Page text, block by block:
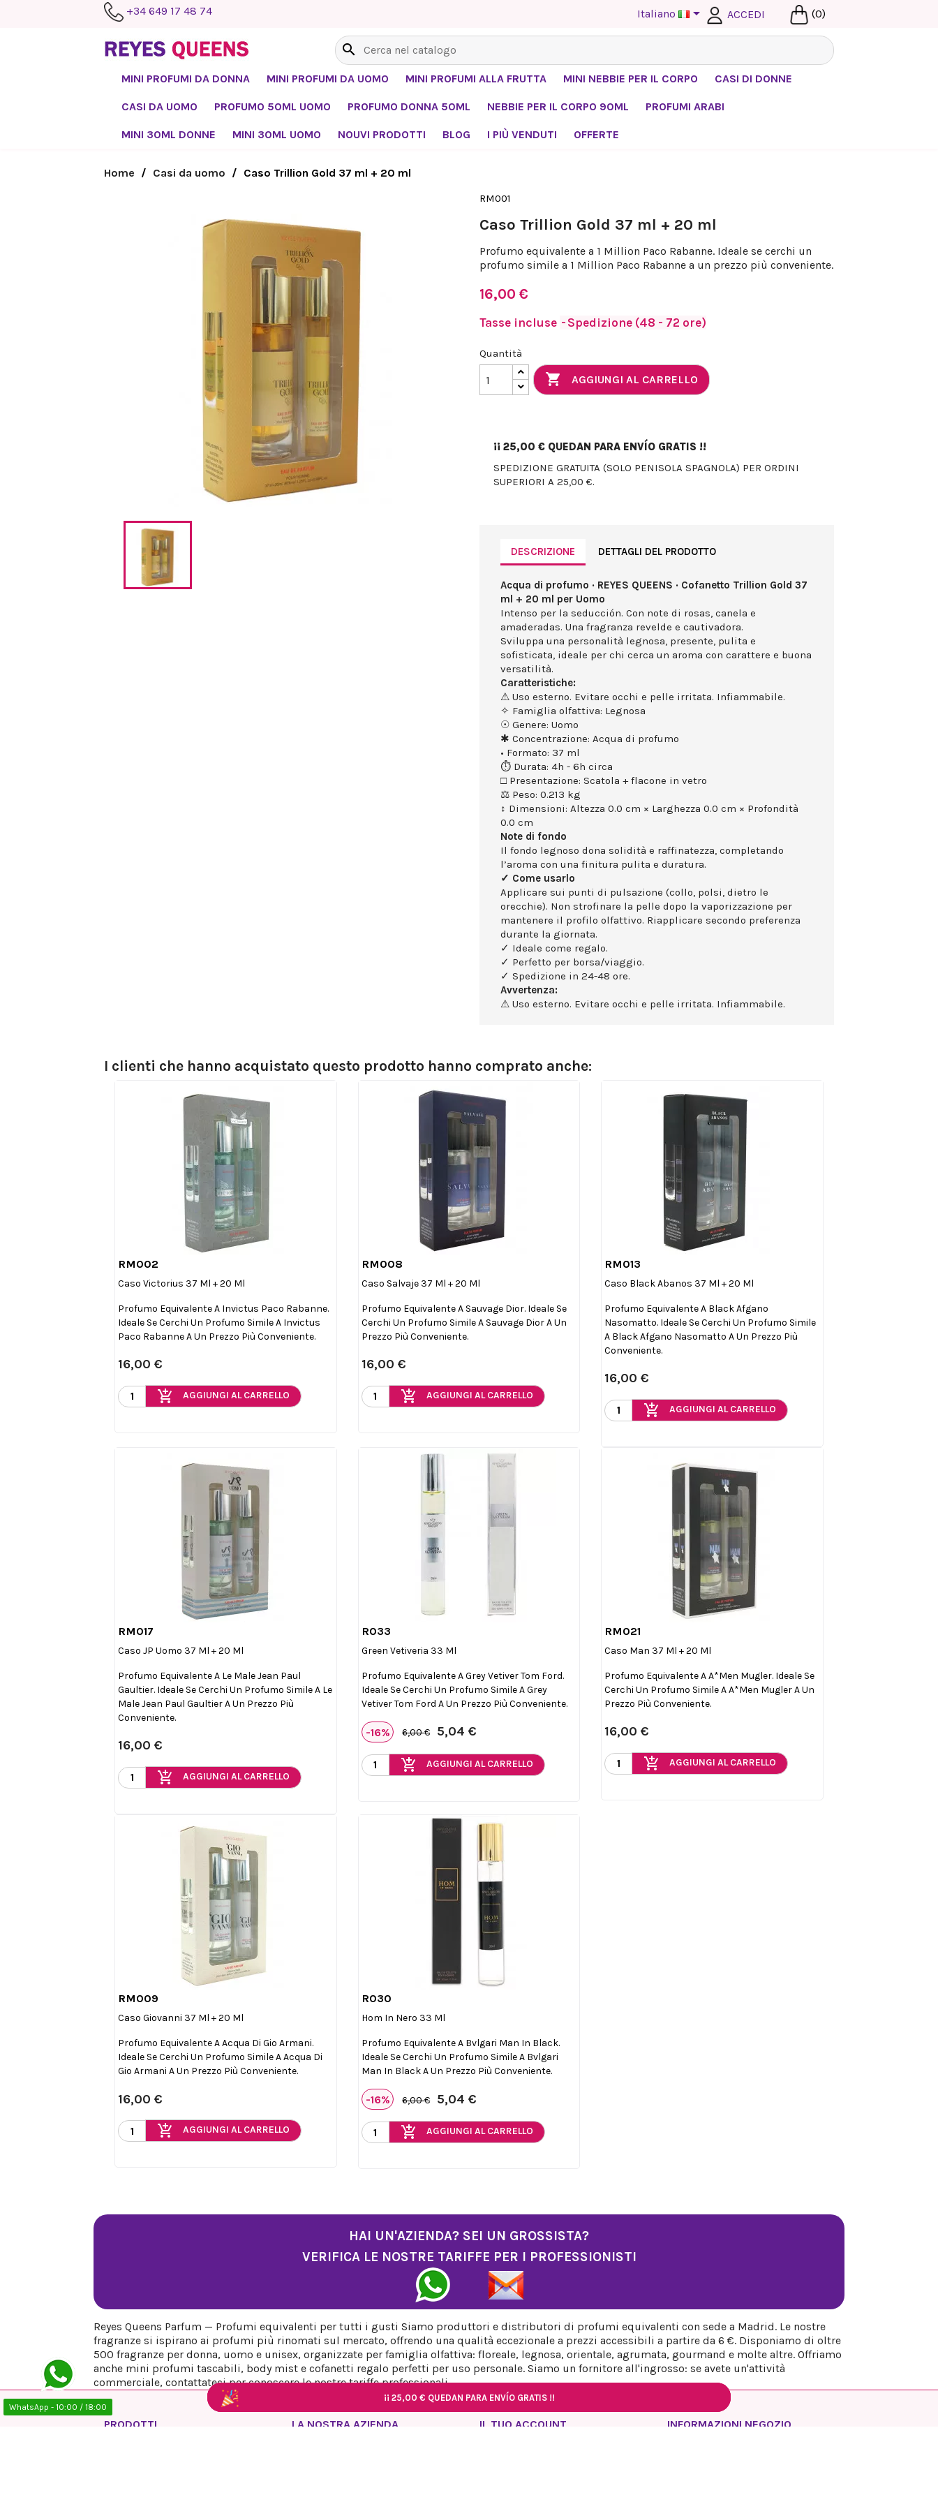
+34 649 17 48 74 Italiano  ACCEDI (0)
search
¡¡ 25,00 € QUEDAN PARA ENVÍO GRATIS !!
MINI PROFUMI DA DONNA MINI PROFUMI DA UOMO MINI PROFUMI ALLA FRUTTA MINI NEBBIE PER IL CORPO CASI DI DONNE
CASI DA UOMO PROFUMO 50ML UOMO PROFUMO DONNA 50ML NEBBIE PER IL CORPO 90ML PROFUMI ARABI
MINI 30ML DONNE MINI 30ML UOMO NOUVI PRODOTTI BLOG I PIÙ VENDUTI OFFERTE
¡¡ 25,00 € QUEDAN PARA ENVÍO GRATIS !!
Home Casi da uomo Caso Trillion Gold 37 ml + 20 ml
RM001
Caso Trillion Gold 37 ml + 20 ml
Profumo equivalente a 1 Million Paco Rabanne. Ideale se cerchi un
profumo simile a 1 Million Paco Rabanne a un prezzo più conveniente.
16,00 €
Tasse incluse Spedizione (48 - 72 ore)
Quantità
 AGGIUNGI AL CARRELLO
¡¡ 25,00 € QUEDAN PARA ENVÍO GRATIS !!
SPEDIZIONE GRATUITA (SOLO PENISOLA SPAGNOLA) PER ORDINI
SUPERIORI A 25,00 €.
DESCRIZIONE DETTAGLI DEL PRODOTTO
Acqua di profumo · REYES QUEENS · Cofanetto Trillion Gold 37
ml + 20 ml per Uomo
Intenso per la seducción. Con note di rosas, canela e
amaderadas. Una fragranza revelde e cautivadora.
Sviluppa una personalità legnosa, presente, pulita e
sofisticata, ideale per chi cerca un aroma con carattere e buona
versatilità.
Caratteristiche:
⚠ Uso esterno. Evitare occhi e pelle irritata. Infiammabile.
✧ Famiglia olfattiva: Legnosa
☉ Genere: Uomo
✱ Concentrazione: Acqua di profumo
• Formato: 37 ml
⏱ Durata: 4h - 6h circa
□ Presentazione: Scatola + flacone in vetro
⚖ Peso: 0.213 kg
↕ Dimensioni: Altezza 0.0 cm × Larghezza 0.0 cm × Profondità
0.0 cm
Note di fondo
Il fondo legnoso dona solidità e raffinatezza, completando
l’aroma con una finitura pulita e duratura.
✓ Come usarlo
Applicare sui punti di pulsazione (collo, polsi, dietro le
orecchie). Non strofinare la pelle dopo la vaporizzazione per
mantenere il profilo olfattivo. Riapplicare secondo preferenza
durante la giornata.
✓ Ideale come regalo.
✓ Perfetto per borsa/viaggio.
✓ Spedizione in 24-48 ore.
Avvertenza:
⚠ Uso esterno. Evitare occhi e pelle irritata. Infiammabile.
I clienti che hanno acquistato questo prodotto hanno comprato anche:
RM002
Caso Victorius 37 Ml + 20 Ml
Profumo Equivalente A Invictus Paco Rabanne.
Ideale Se Cerchi Un Profumo Simile A Invictus
Paco Rabanne A Un Prezzo Più Conveniente.
16,00 €
add_shopping_cart AGGIUNGI AL CARRELLO
RM008
Caso Salvaje 37 Ml + 20 Ml
Profumo Equivalente A Sauvage Dior. Ideale Se
Cerchi Un Profumo Simile A Sauvage Dior A Un
Prezzo Più Conveniente.
16,00 €
add_shopping_cart AGGIUNGI AL CARRELLO
RM013
Caso Black Abanos 37 Ml + 20 Ml
Profumo Equivalente A Black Afgano
Nasomatto. Ideale Se Cerchi Un Profumo Simile
A Black Afgano Nasomatto A Un Prezzo Più
Conveniente.
16,00 €
add_shopping_cart AGGIUNGI AL CARRELLO
RM017
Caso JP Uomo 37 Ml + 20 Ml
Profumo Equivalente A Le Male Jean Paul
Gaultier. Ideale Se Cerchi Un Profumo Simile A Le
Male Jean Paul Gaultier A Un Prezzo Più
Conveniente.
16,00 €
add_shopping_cart AGGIUNGI AL CARRELLO
R033
Green Vetiveria 33 Ml
Profumo Equivalente A Grey Vetiver Tom Ford.
Ideale Se Cerchi Un Profumo Simile A Grey
Vetiver Tom Ford A Un Prezzo Più Conveniente.
-16% 6,00 € 5,04 €
add_shopping_cart AGGIUNGI AL CARRELLO
RM021
Caso Man 37 Ml + 20 Ml
Profumo Equivalente A A*Men Mugler. Ideale Se
Cerchi Un Profumo Simile A A*Men Mugler A Un
Prezzo Più Conveniente.
16,00 €
add_shopping_cart AGGIUNGI AL CARRELLO
RM009
Caso Giovanni 37 Ml + 20 Ml
Profumo Equivalente A Acqua Di Gio Armani.
Ideale Se Cerchi Un Profumo Simile A Acqua Di
Gio Armani A Un Prezzo Più Conveniente.
16,00 €
add_shopping_cart AGGIUNGI AL CARRELLO
R030
Hom In Nero 33 Ml
Profumo Equivalente A Bvlgari Man In Black.
Ideale Se Cerchi Un Profumo Simile A Bvlgari
Man In Black A Un Prezzo Più Conveniente.
-16% 6,00 € 5,04 €
add_shopping_cart AGGIUNGI AL CARRELLO
HAI UN'AZIENDA? SEI UN GROSSISTA?
VERIFICA LE NOSTRE TARIFFE PER I PROFESSIONISTI
Reyes Queens Parfum — Profumi equivalenti per tutti i gusti Siamo produttori e distributori di profumi equivalenti con sede a Madrid. Le nostre
fragranze si ispirano ai profumi più rinomati sul mercato, offrendo una qualità eccezionale a prezzi accessibili a partire da 6 €. Disponiamo di oltre
500 fragranze per donna, uomo e unisex, organizzate per famiglia olfattiva: floreale, legnosa, orientale, agrumata, gourmand e molte altre. Offriamo
anche mini profumi tascabili, body mist e cofanetti regalo perfetti per uso personale. Siamo un fornitore all'ingrosso: se avete un'attività
commerciale, contattateci per conoscere le nostre tariffe professionali.
PRODOTTI LA NOSTRA AZIENDA IL TUO ACCOUNT INFORMAZIONI NEGOZIO
WhatsApp - 10:00 / 18:00
¡¡ 25,00 € QUEDAN PARA ENVÍO GRATIS !!
¡¡ 25,00 € QUEDAN PARA ENVÍO GRATIS !!